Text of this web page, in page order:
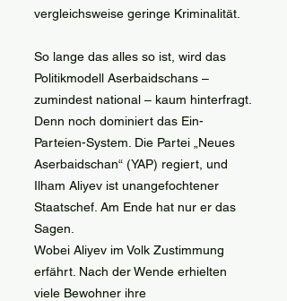
vergleichsweise geringe Kriminalität.
So lange das alles so ist, wird das
Politikmodell Aserbaidschans –
zumindest national – kaum hinterfragt.
Denn noch dominiert das Ein-
Parteien-System. Die Partei „Neues
Aserbaidschan“ (YAP) regiert, und
Ilham Aliyev ist unangefochtener
Staatschef. Am Ende hat nur er das
Sagen.
Wobei Aliyev im Volk Zustimmung
erfährt. Nach der Wende erhielten
viele Bewohner ihre